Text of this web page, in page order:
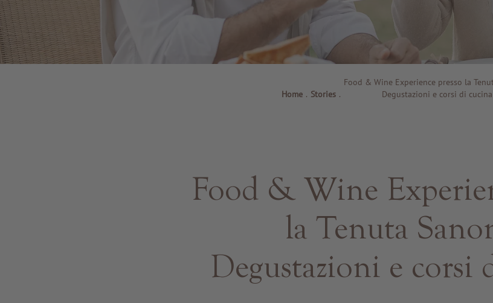
Home . Stories .
Food & Wine Experience presso la
Degustazioni e corsi di cucina
Food & Wine
la Tenuta
Degustazioni e corsi